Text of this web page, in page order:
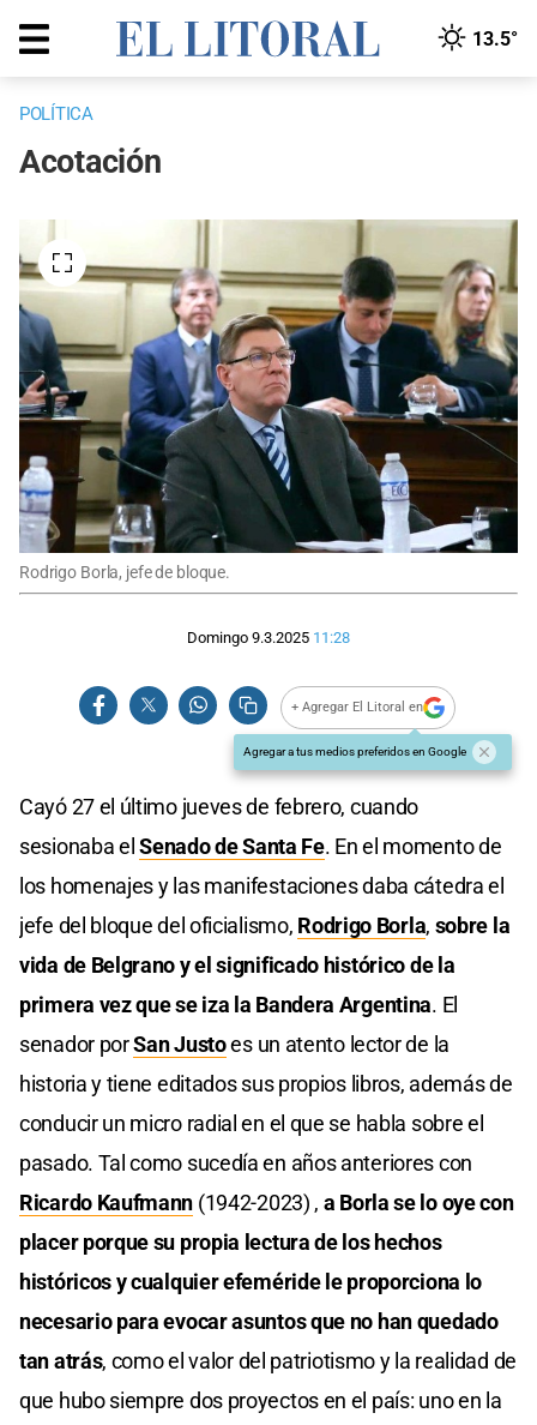
13.5°
POLÍTICA
Acotación
Rodrigo Borla, jefe de bloque.
Domingo 9.3.2025 11:28
+ Agregar El Litoral en
Agregar a tus medios preferidos en Google
Cayó 27 el último jueves de febrero, cuando
sesionaba elSenado de Santa Fe. En el momento de
los homenajes y las manifestaciones daba cátedra el
jefe del bloque del oficialismo, Rodrigo Borla, sobre la
vida de Belgrano y el significado histórico de la
primera vez que se iza la Bandera Argentina. El
senador porSan Justoes un atento lector de la
historia y tiene editados sus propios libros, además de
conducir un micro radial en el que se habla sobre el
pasado. Tal como sucedía en años anteriores con
Ricardo Kaufmann (1942-2023) , a Borla se lo oye con
placer porque su propia lectura de los hechos
históricos y cualquier efeméride le proporciona lo
necesario para evocar asuntos que no han quedado
tan atrás, como el valor del patriotismo y la realidad de
que hubo siempre dos proyectos en el país: uno en la